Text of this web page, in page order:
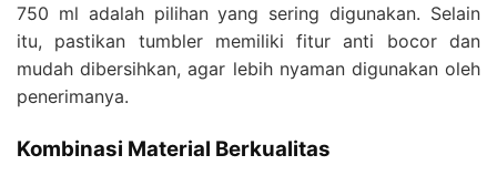
750 ml adalah pilihan yang sering digunakan. Selain
itu, pastikan tumbler memiliki fitur anti bocor dan
mudah dibersihkan, agar lebih nyaman digunakan oleh
penerimanya.
Kombinasi Material Berkualitas